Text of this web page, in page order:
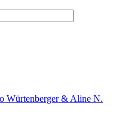
Würtenberger & Aline N.